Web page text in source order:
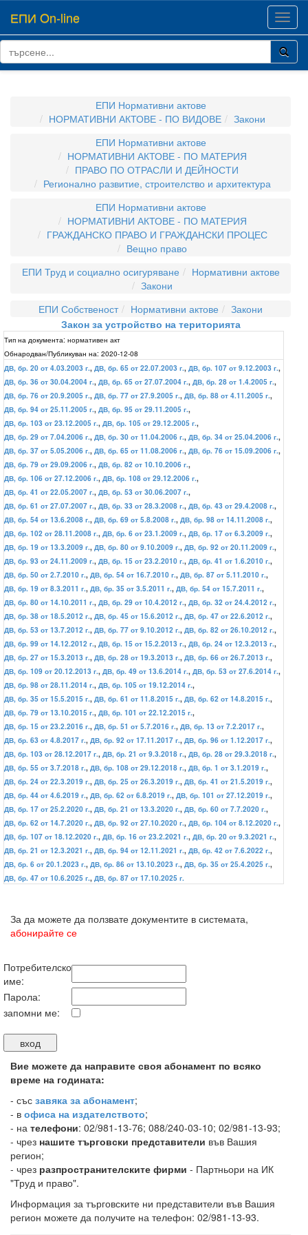
ЕПИ On-line
ЕПИ Нормативни актове
НОРМАТИВНИ АКТОВЕ - ПО ВИДОВЕ
Закони
ЕПИ Нормативни актове
НОРМАТИВНИ АКТОВЕ - ПО МАТЕРИЯ
ПРАВО ПО ОТРАСЛИ И ДЕЙНОСТИ
Регионално развитие, строителство и архитектура
ЕПИ Нормативни актове
НОРМАТИВНИ АКТОВЕ - ПО МАТЕРИЯ
ГРАЖДАНСКО ПРАВО И ГРАЖДАНСКИ ПРОЦЕС
Вещно право
ЕПИ Труд и социално осигуряване
Нормативни актове
Закони
ЕПИ Собственост
Нормативни актове
Закони
Закон за устройство на територията
Тип на документа: нормативен акт
Обнародван/Публикуван на: 2020-12-08
ДВ, бр. 20 от 4.03.2003 г., ДВ, бр. 65 от 22.07.2003 г., ДВ, бр. 107 от 9.12.2003 г.,
ДВ, бр. 36 от 30.04.2004 г., ДВ, бр. 65 от 27.07.2004 г., ДВ, бр. 28 от 1.4.2005 г.,
ДВ, бр. 76 от 20.9.2005 г., ДВ, бр. 77 от 27.9.2005 г., ДВ, бр. 88 от 4.11.2005 г.,
ДВ, бр. 94 от 25.11.2005 г., ДВ, бр. 95 от 29.11.2005 г.,
ДВ, бр. 103 от 23.12.2005 г., ДВ, бр. 105 от 29.12.2005 г.,
ДВ, бр. 29 от 7.04.2006 г., ДВ, бр. 30 от 11.04.2006 г., ДВ, бр. 34 от 25.04.2006 г.,
ДВ, бр. 37 от 5.05.2006 г., ДВ, бр. 65 от 11.08.2006 г., ДВ, бр. 76 от 15.09.2006 г.,
ДВ, бр. 79 от 29.09.2006 г., ДВ, бр. 82 от 10.10.2006 г.,
ДВ, бр. 106 от 27.12.2006 г., ДВ, бр. 108 от 29.12.2006 г.,
ДВ, бр. 41 от 22.05.2007 г., ДВ, бр. 53 от 30.06.2007 г.,
ДВ, бр. 61 от 27.07.2007 г., ДВ, бр. 33 от 28.3.2008 г., ДВ, бр. 43 от 29.4.2008 г.,
ДВ, бр. 54 от 13.6.2008 г., ДВ, бр. 69 от 5.8.2008 г., ДВ, бр. 98 от 14.11.2008 г.,
ДВ, бр. 102 от 28.11.2008 г., ДВ, бр. 6 от 23.1.2009 г., ДВ, бр. 17 от 6.3.2009 г.,
ДВ, бр. 19 от 13.3.2009 г., ДВ, бр. 80 от 9.10.2009 г., ДВ, бр. 92 от 20.11.2009 г.,
ДВ, бр. 93 от 24.11.2009 г., ДВ, бр. 15 от 23.2.2010 г., ДВ, бр. 41 от 1.6.2010 г.,
ДВ, бр. 50 от 2.7.2010 г., ДВ, бр. 54 от 16.7.2010 г., ДВ, бр. 87 от 5.11.2010 г.,
ДВ, бр. 19 от 8.3.2011 г., ДВ, бр. 35 от 3.5.2011 г., ДВ, бр. 54 от 15.7.2011 г.,
ДВ, бр. 80 от 14.10.2011 г., ДВ, бр. 29 от 10.4.2012 г., ДВ, бр. 32 от 24.4.2012 г.,
ДВ, бр. 38 от 18.5.2012 г., ДВ, бр. 45 от 15.6.2012 г., ДВ, бр. 47 от 22.6.2012 г.,
ДВ, бр. 53 от 13.7.2012 г., ДВ, бр. 77 от 9.10.2012 г., ДВ, бр. 82 от 26.10.2012 г.,
ДВ, бр. 99 от 14.12.2012 г., ДВ, бр. 15 от 15.2.2013 г., ДВ, бр. 24 от 12.3.2013 г.,
ДВ, бр. 27 от 15.3.2013 г., ДВ, бр. 28 от 19.3.2013 г., ДВ, бр. 66 от 26.7.2013 г.,
ДВ, бр. 109 от 20.12.2013 г., ДВ, бр. 49 от 13.6.2014 г., ДВ, бр. 53 от 27.6.2014 г.,
ДВ, бр. 98 от 28.11.2014 г., ДВ, бр. 105 от 19.12.2014 г.,
ДВ, бр. 35 от 15.5.2015 г., ДВ, бр. 61 от 11.8.2015 г., ДВ, бр. 62 от 14.8.2015 г.,
ДВ, бр. 79 от 13.10.2015 г., ДВ, бр. 101 от 22.12.2015 г.,
ДВ, бр. 15 от 23.2.2016 г., ДВ, бр. 51 от 5.7.2016 г., ДВ, бр. 13 от 7.2.2017 г.,
ДВ, бр. 63 от 4.8.2017 г., ДВ, бр. 92 от 17.11.2017 г., ДВ, бр. 96 от 1.12.2017 г.,
ДВ, бр. 103 от 28.12.2017 г., ДВ, бр. 21 от 9.3.2018 г., ДВ, бр. 28 от 29.3.2018 г.,
ДВ, бр. 55 от 3.7.2018 г., ДВ, бр. 108 от 29.12.2018 г., ДВ, бр. 1 от 3.1.2019 г.,
ДВ, бр. 24 от 22.3.2019 г., ДВ, бр. 25 от 26.3.2019 г., ДВ, бр. 41 от 21.5.2019 г.,
ДВ, бр. 44 от 4.6.2019 г., ДВ, бр. 62 от 6.8.2019 г., ДВ, бр. 101 от 27.12.2019 г.,
ДВ, бр. 17 от 25.2.2020 г., ДВ, бр. 21 от 13.3.2020 г., ДВ, бр. 60 от 7.7.2020 г.,
ДВ, бр. 62 от 14.7.2020 г., ДВ, бр. 92 от 27.10.2020 г., ДВ, бр. 104 от 8.12.2020 г.,
ДВ, бр. 107 от 18.12.2020 г., ДВ, бр. 16 от 23.2.2021 г., ДВ, бр. 20 от 9.3.2021 г.,
ДВ, бр. 21 от 12.3.2021 г., ДВ, бр. 94 от 12.11.2021 г., ДВ, бр. 42 от 7.6.2022 г.,
ДВ, бр. 6 от 20.1.2023 г., ДВ, бр. 86 от 13.10.2023 г., ДВ, бр. 35 от 25.4.2025 г.,
ДВ, бр. 47 от 10.6.2025 г., ДВ, бр. 87 от 17.10.2025 г.
За да можете да ползвате документите в системата,
абонирайте се
Потребителско
име:
Парола:
запомни ме:
Вие можете да направите своя абонамент по всяко
време на годината:
- със завяка за абонамент;
- в офиса на издателството;
- на телефони: 02/981-13-76; 088/240-03-10; 02/981-13-93;
- чрез нашите търговски представители във Вашия
регион;
- чрез разпространителските фирми - Партньори на ИК
"Труд и право".
Информация за търговските ни представители във Вашия
регион можете да получите на телефон: 02/981-13-93.